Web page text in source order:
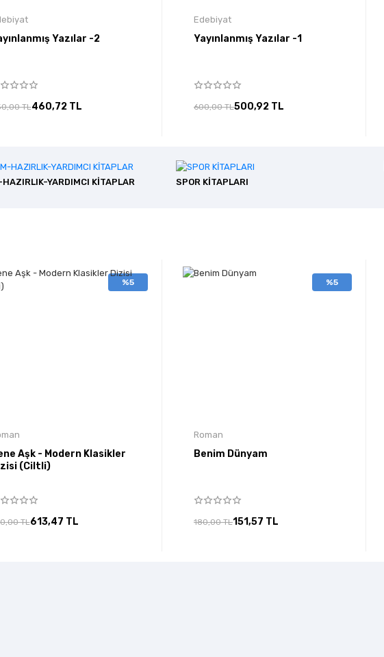
Yazılar -2
TL460,72 TL
Edebiyat
Yayınlanmış Yazılar -1
600,00 TL500,92 TL
YARDIMCI KİTAPLAR SPOR KİTAPLARI
%5
Aşk - Modern Klasikler
(Ciltli)
TL613,47 TL
%5
Roman
Benim Dünyam
180,00 TL151,57 TL